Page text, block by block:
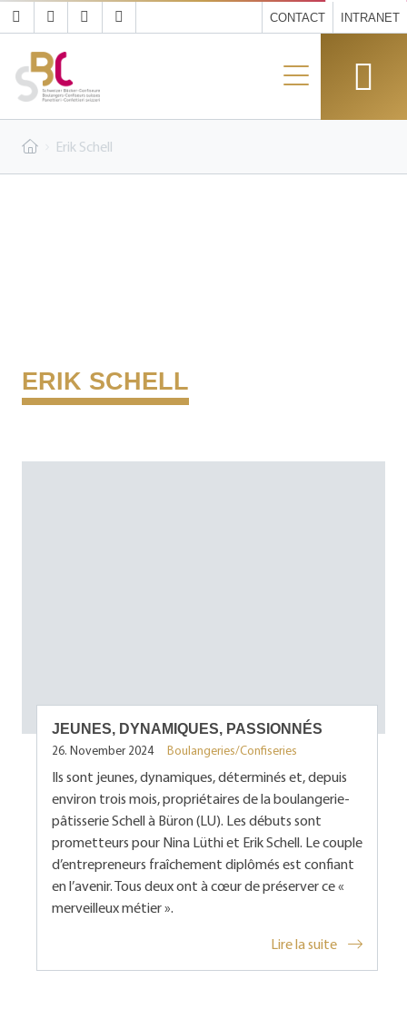
CONTACT INTRANET
Erik Schell
ERIK SCHELL
JEUNES, DYNAMIQUES, PASSIONNÉS
26. November 2024 Boulangeries/Confiseries
Ils sont jeunes, dynamiques, déterminés et, depuis
environ trois mois, propriétaires de la boulangerie-
pâtisserie Schell à Büron (LU). Les débuts sont
prometteurs pour Nina Lüthi et Erik Schell. Le couple
d’entrepreneurs fraîchement diplômés est confiant
en l’avenir. Tous deux ont à cœur de préserver ce «
merveilleux métier ».
Lire la suite